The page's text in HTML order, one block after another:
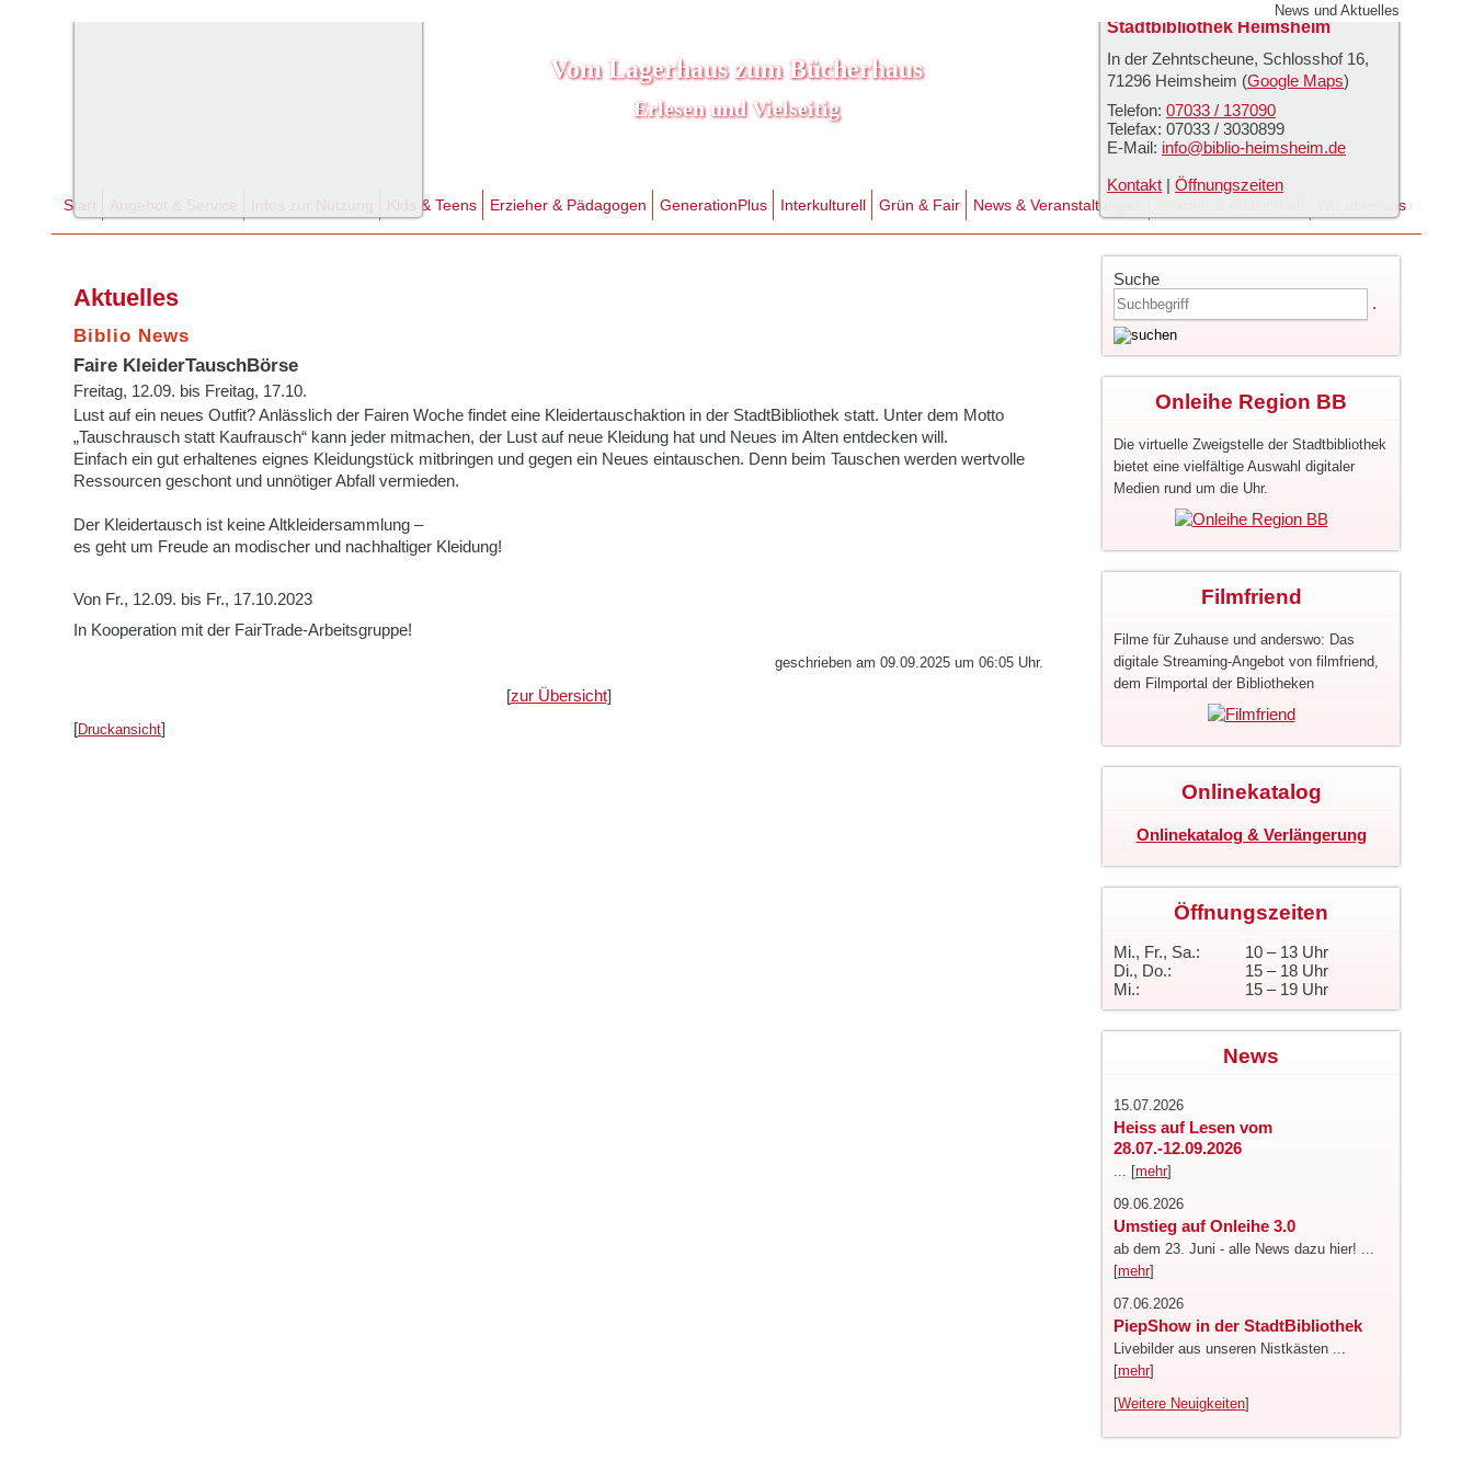
News und Aktuelles
Stadtbibliothek Heimsheim
In der Zehntscheune, Schlosshof 16,
71296 Heimsheim (Google Maps)
Telefon: 07033 / 137090
Telefax: 07033 / 3030899
E-Mail: info@biblio-heimsheim.de
Kontakt | Öffnungszeiten
Vom Lagerhaus zum Bücherhaus
Erlesen und Vielseitig
Start Angebot & Service Infos zur Nutzung Kids & Teens Erzieher & Pädagogen GenerationPlus Interkulturell Grün & Fair News & Veranstaltungen Wir über uns
Aktuelles
Biblio News
Faire KleiderTauschBörse
Freitag, 12.09. bis Freitag, 17.10.
Lust auf ein neues Outfit? Anlässlich der Fairen Woche findet eine Kleidertauschaktion in der StadtBibliothek statt. Unter dem Motto
„Tauschrausch statt Kaufrausch“ kann jeder mitmachen, der Lust auf neue Kleidung hat und Neues im Alten entdecken will.
Einfach ein gut erhaltenes eignes Kleidungstück mitbringen und gegen ein Neues eintauschen. Denn beim Tauschen werden wertvolle
Ressourcen geschont und unnötiger Abfall vermieden.
Der Kleidertausch ist keine Altkleidersammlung –
es geht um Freude an modischer und nachhaltiger Kleidung!
Von Fr., 12.09. bis Fr., 17.10.2023
In Kooperation mit der FairTrade-Arbeitsgruppe!
geschrieben am 09.09.2025 um 06:05 Uhr.
[zur Übersicht]
[Druckansicht]
Suche
.
Onleihe Region BB
Die virtuelle Zweigstelle der Stadtbibliothek
bietet eine vielfältige Auswahl digitaler
Medien rund um die Uhr.
Filmfriend
Filme für Zuhause und anderswo: Das
digitale Streaming-Angebot von filmfriend,
dem Filmportal der Bibliotheken
Onlinekatalog
Onlinekatalog & Verlängerung
Öffnungszeiten
Mi., Fr., Sa.:
10 – 13 Uhr
Di., Do.:
15 – 18 Uhr
Mi.:
15 – 19 Uhr
News
15.07.2026
Heiss auf Lesen vom
28.07.-12.09.2026
... [mehr]
09.06.2026
Umstieg auf Onleihe 3.0
ab dem 23. Juni - alle News dazu hier! ...
[mehr]
07.06.2026
PiepShow in der StadtBibliothek
Livebilder aus unseren Nistkästen ...
[mehr]
[Weitere Neuigkeiten]